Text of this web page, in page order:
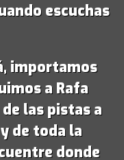
escuchas
importamos
a Rafa
las pistas a
de toda la
donde